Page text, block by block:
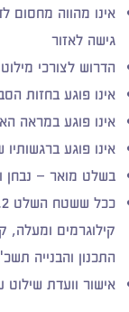
אינו מהווה מחסום
גישה לאזור
הדרוש לצורכי מילוט
אינו פוגע בחזות
אינו פוגע במראה
אינו פוגע
בשלט מואר – נבחן
קילוגרמים ומעלה,
התכנון והבנייה תשכ"ה
אישור וועדת